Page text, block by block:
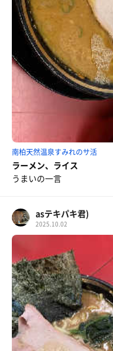
南柏天然温泉すみれのサ活
ラーメン、ライス
うまいの一言
asテキパキ君)
2025.10.02